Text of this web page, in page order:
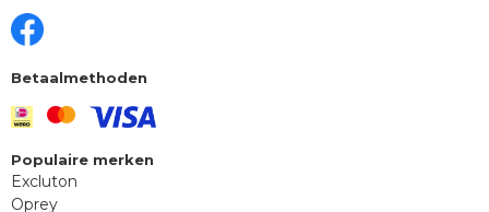
Betaalmethoden
Populaire merken
Excluton
Oprey